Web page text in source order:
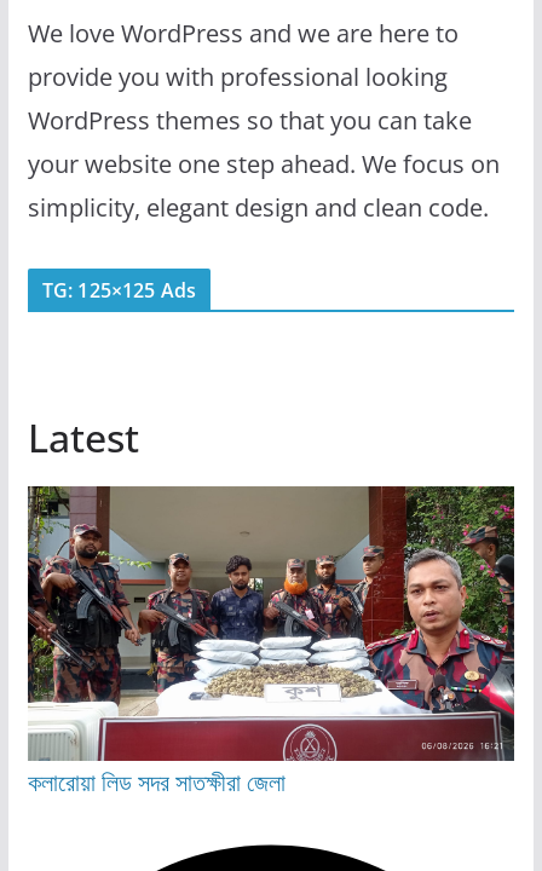
We love WordPress and we are here to
provide you with professional looking
WordPress themes so that you can take
your website one step ahead. We focus on
simplicity, elegant design and clean code.
TG: 125×125 Ads
Latest
কলারোয়ালিডসদরসাতক্ষীরা জেলা